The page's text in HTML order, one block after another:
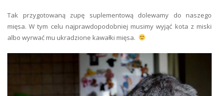
Tak przygotowaną zupę suplementową dolewamy do naszego
mięsa. W tym celu najprawdopodobniej musimy wyjąć kota z miski
albo wyrwać mu ukradzione kawałki mięsa.